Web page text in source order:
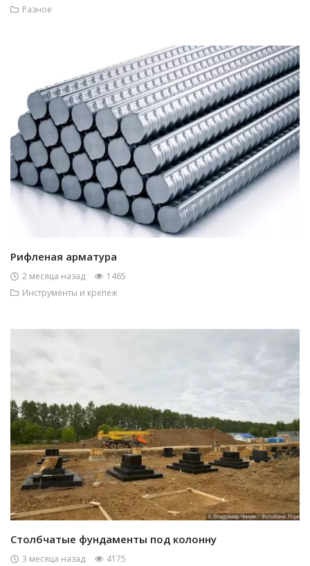
Разное
Рифленая арматура
2 месяца назад
1465
Инструменты и крепеж
Столбчатые фундаменты под колонну
3 месяца назад
4175